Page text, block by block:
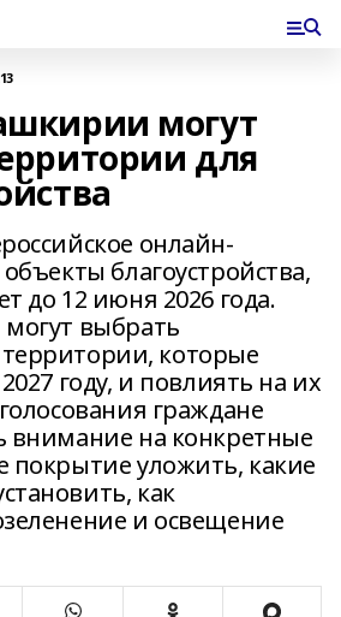
могут
для
онлайн-
благоустройства,
до 12 июня 2026 года.
выбрать
которые
году, и повлиять на их
граждане
внимание на конкретные
покрытие уложить, какие
как
и освещение